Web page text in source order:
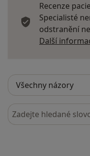
Recenze
Specialisté
odstranění
Další
Hledejte v názorech